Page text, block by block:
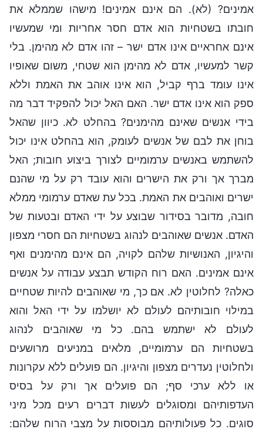
אמינים? (לא). הם אינם אמינים! מישהו שממלא את
חובתו בשטחיות הוא אדם חסר אחריות ומי שמעשיו
אינם אחראיים אינו אדם ישר – זהו אדם לא מהימן. בלי
קשר למעשיו, אדם לא מהימן הוא שטחי, משום שאופיו
אינו עומד ברף קביל, הוא אינו אוהב את האמת וללא
ספק הוא אינו אדם ישר. האם האל יכול להפקיד דבר מה
בידי אנשים שאינם מהימנים? בהחלט לא. כיוון שהאל
בוחן את לבם של אנשים לעומק, הוא בהחלט אינו יכול
להשתמש באנשים ערמומיים לצורך ביצוע חובות; האל
מברך אך ורק את הישרים והוא עובד רק על מי שהנם
ישרים ואוהבים את האמת. בכל עת שאדם ערמומי ממלא
חובה, מדובר בסידור שבוצע על ידי האדם ובטעות של
האדם. אנשים שאוהבים לנהוג בשטחיות הם חסרי מצפון
והיגיון, האנושיות שלהם לקויה, הם אינם מהימנים ואף
אינם אמינים. האם רוח הקודש תבצע עבודה על אנשים
כאלה? לחלוטין לא. אם כך, מי שאוהבים להיות שטחיים
במילוי חובותיהם לעולם לא יושלמו על ידי האל והוא
לעולם לא ישתמש בהם. כל מי שאוהבים לנהוג
בשטחיות הם ערמומיים, מלאים במניעים מרושעים
ולחלוטין נעדרים מצפון והיגיון. הם פועלים ללא עקרונות
או ללא ערכי סף; הם פועלים אך ורק על בסיס
העדפותיהם ומסוגלים לעשות דברים רעים מכל מיני
סוגים. כל פעולותיהם מבוססות על מצבי הרוח שלהם: